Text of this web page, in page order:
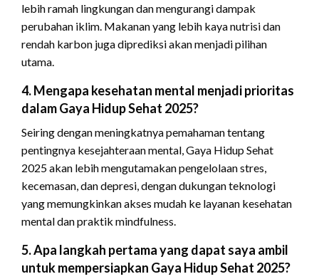
lebih ramah lingkungan dan mengurangi dampak
perubahan iklim. Makanan yang lebih kaya nutrisi dan
rendah karbon juga diprediksi akan menjadi pilihan
utama.
4. Mengapa kesehatan mental menjadi prioritas
dalam Gaya Hidup Sehat 2025?
Seiring dengan meningkatnya pemahaman tentang
pentingnya kesejahteraan mental, Gaya Hidup Sehat
2025 akan lebih mengutamakan pengelolaan stres,
kecemasan, dan depresi, dengan dukungan teknologi
yang memungkinkan akses mudah ke layanan kesehatan
mental dan praktik mindfulness.
5. Apa langkah pertama yang dapat saya ambil
untuk mempersiapkan Gaya Hidup Sehat 2025?